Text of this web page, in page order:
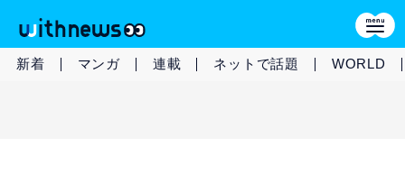
新着 マンガ 連載 ネットで話題 WORLD